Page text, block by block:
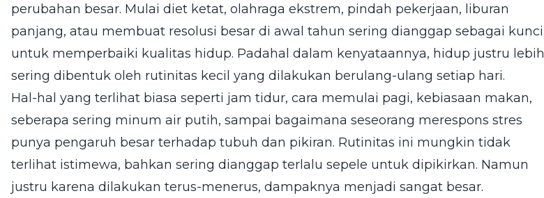
perubahan besar. Mulai diet ketat, olahraga ekstrem, pindah pekerjaan, liburan
panjang, atau membuat resolusi besar di awal tahun sering dianggap sebagai kunci
untuk memperbaiki kualitas hidup. Padahal dalam kenyataannya, hidup justru lebih
sering dibentuk oleh rutinitas kecil yang dilakukan berulang-ulang setiap hari.
Hal-hal yang terlihat biasa seperti jam tidur, cara memulai pagi, kebiasaan makan,
seberapa sering minum air putih, sampai bagaimana seseorang merespons stres
punya pengaruh besar terhadap tubuh dan pikiran. Rutinitas ini mungkin tidak
terlihat istimewa, bahkan sering dianggap terlalu sepele untuk dipikirkan. Namun
justru karena dilakukan terus-menerus, dampaknya menjadi sangat besar.